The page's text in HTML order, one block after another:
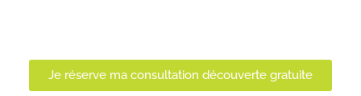
Je réserve ma consultation découverte gratuite